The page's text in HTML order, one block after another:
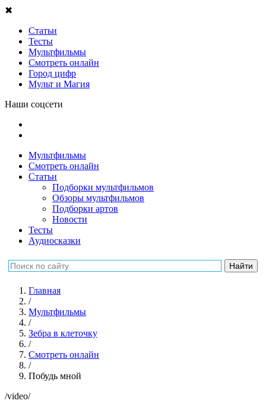
✖
Статьи
Тесты
Мультфильмы
Смотреть онлайн
Город цифр
Мульт и Магия
Наши соцсети
Мультфильмы
Смотреть онлайн
Статьи
Подборки мультфильмов
Обзоры мультфильмов
Подборки артов
Новости
Тесты
Аудиосказки
Главная
/
Мультфильмы
/
Зебра в клеточку
/
Смотреть онлайн
/
Побудь мной
/video/